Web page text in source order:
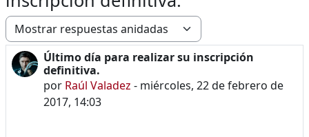
Modo de visualización
Último día para realizar su inscripción
definitiva.
por Raúl Valadez - miércoles, 22 de febrero de
2017, 14:03
Número de respuestas: 0